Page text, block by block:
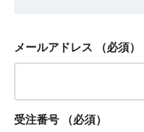
メールアドレス （必須）
受注番号 （必須）